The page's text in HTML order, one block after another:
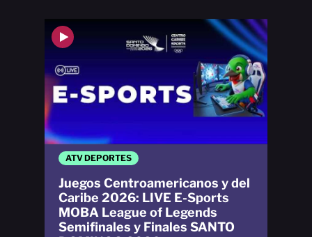
ATV DEPORTES
Juegos Centroamericanos y del
Caribe 2026: LIVE E-Sports
MOBA League of Legends
Semifinales y Finales SANTO